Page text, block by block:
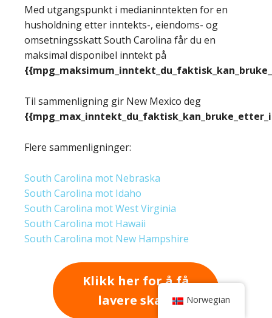
Med utgangspunkt i medianinntekten for en
husholdning etter inntekts-, eiendoms- og
omsetningsskatt South Carolina får du en
maksimal disponibel inntekt på
Til sammenligning gir New Mexico deg
Flere sammenligninger:
South Carolina mot Nebraska
South Carolina mot Idaho
South Carolina mot West Virginia
South Carolina mot Hawaii
South Carolina mot New Hampshire
Klikk her for å få
lavere skatt
Norwegian